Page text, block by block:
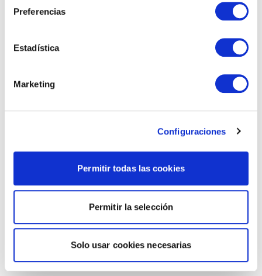
Preferencias
Estadística
Marketing
Configuraciones
Permitir todas las cookies
Permitir la selección
Solo usar cookies necesarias